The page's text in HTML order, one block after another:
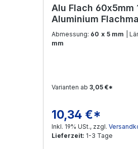
Alu Flach 60x5mm
Aluminium
Flachstahl
Aluprofil
Abmessung: 60 x 5 mm |
mm
Varianten ab 3,05 €*
Regulärer Preis:
10,34 €*
Inkl. 19% USt., zzgl.
Lieferzeit: 1-3 Tage